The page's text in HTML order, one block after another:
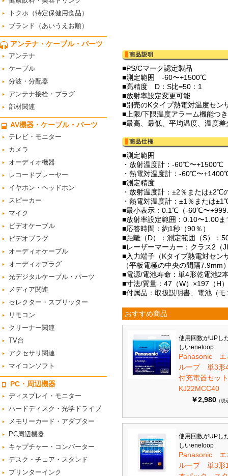
トクホ（特定保健用食品）
ブランド（あいうえお順）
アンテナ・ケーブル・パーツ
アンテナ
ケーブル
分波・分配器
アンテナ接栓・プラグ
部材関連
AV機器・ケーブル・パーツ
テレビ・モニター
カメラ
オーディオ機器
レコードプレーヤー
イヤホン・ヘッドホン
スピーカー
マイク
ビデオケーブル
ビデオプラグ
オーディオケーブル
オーディオプラグ
光デジタルケーブル・パーツ
メディア関連
セレクター・スプリッター
リモコン
クリーナー関連
TV台
アクセサリ関連
マイコンソフト
PC・周辺機器
ディスプレイ・モニター
ハードディスク・光学ドライブ
メモリーカード・アダプター
PC周辺機器
キャプチャー・コンバーター
デスク・チェア・スタンド
プリンターインク
■PS/Cマーク認定製品
■測定範囲 -60〜+1500℃
■高精度 D：S比=50：1
■放射率設定変更可能
■別売のKタイプ熱電対温度セ
■上限/下限温度アラーム機能つき
■最高、最低、平均温度、温度差
■測定範囲
・放射温度計：-60℃〜+1500℃
・熱電対温度計：-60℃〜
■測定精度
・放射温度計：±2％または
・熱電対温度計：±1％または
■最小表示：0.1℃（-60℃〜
■放射率設定範囲：0.10〜1.00
■応答時間：約1秒（90％）
■距離（D）：測定範囲（S）：
■レーザーマーカー：クラス2（
■入力端子（Kタイプ熱電対セン
（平板電極の中央の間隔7.9mm
■電源/電池寿命：単4形乾電池2
■寸法/質量：47（W）×197（H
■付属品：取扱説明書、電池（
おすすめ商品
使用回数がUPし
しいeneloop
Panasonic エ
ループ 単3形
付充電器セッ
KJ22MCC40
￥2,980 （税
使用回数がUPし
しいeneloop
Panasonic エ
ループ 単3形